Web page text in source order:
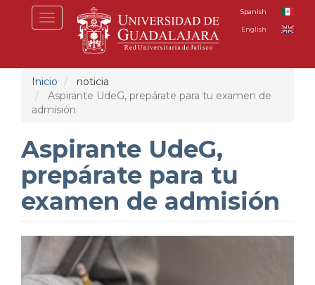
Toggle
navigation
Spanish
English
Inicio
noticia
Aspirante UdeG, prepárate para tu examen de
admisión
Aspirante UdeG,
prepárate para tu
examen de admisión